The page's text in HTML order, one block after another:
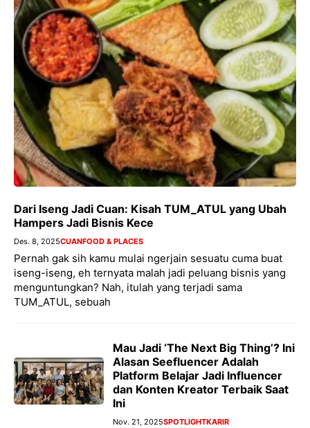
Dari Iseng Jadi Cuan: Kisah TUM_ATUL yang Ubah
Hampers Jadi Bisnis Kece
Des. 8, 2025CUANFOOD & PLACES
Pernah gak sih kamu mulai ngerjain sesuatu cuma buat
iseng-iseng, eh ternyata malah jadi peluang bisnis yang
menguntungkan? Nah, itulah yang terjadi sama
TUM_ATUL, sebuah
Mau Jadi ‘The Next Big Thing’? Ini
Alasan Seefluencer Adalah
Platform Belajar Jadi Influencer
dan Konten Kreator Terbaik Saat
Ini
Nov. 21, 2025SPOTLIGHTKARIR